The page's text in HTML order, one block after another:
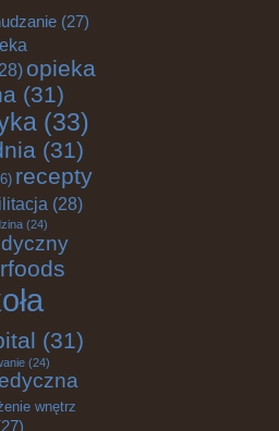
(27)
opieka
(31)
(33)
(31)
recepty
(28)
(24)
(31)
(24)
wnętrz